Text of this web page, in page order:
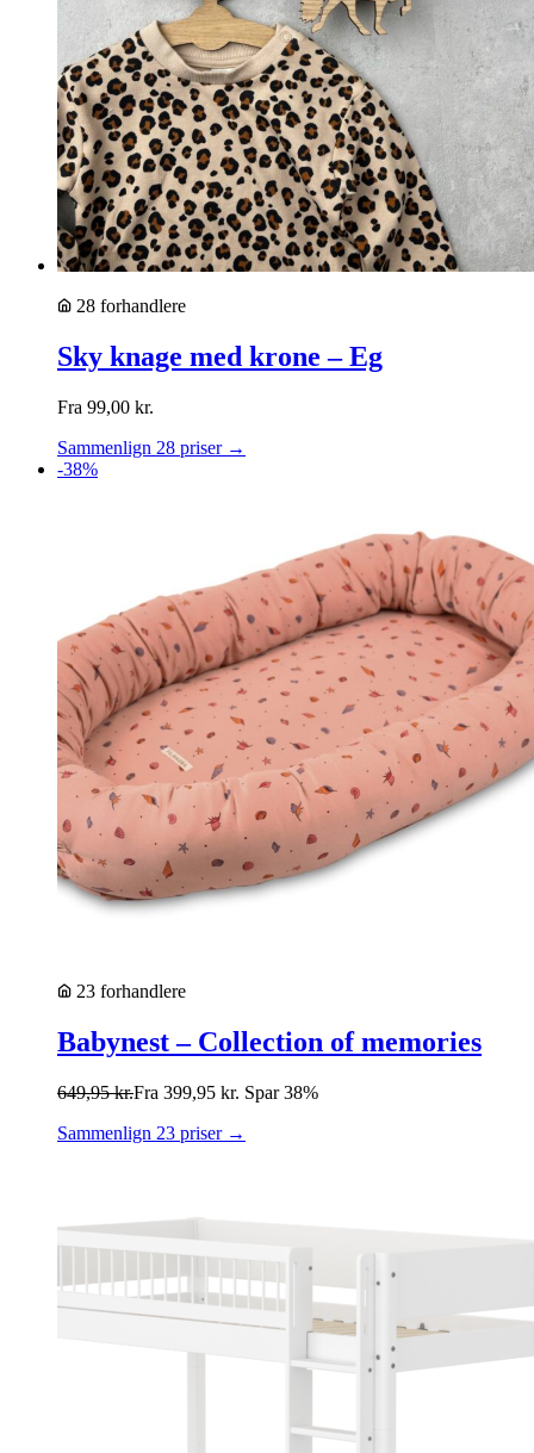
28 forhandlere
Sky knage med krone – Eg
Fra 99,00 kr.
Sammenlign 28 priser →
-38%
23 forhandlere
Babynest – Collection of memories
649,95kr.Fra 399,95 kr. Spar 38%
Sammenlign 23 priser →